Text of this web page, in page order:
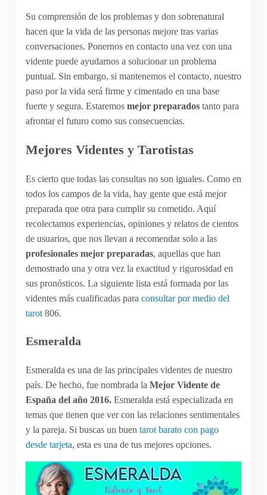
Su comprensión de los problemas y don sobrenatural
hacen que la vida de las personas mejore tras varias
conversaciones. Ponernos en contacto una vez con una
vidente puede ayudarnos a solucionar un problema
puntual. Sin embargo, si mantenemos el contacto, nuestro
paso por la vida será firme y cimentado en una base
fuerte y segura. Estaremos mejor preparadostanto para
afrontar el futuro como sus consecuencias.
Mejores Videntes y Tarotistas
Es cierto que todas las consultas no son iguales. Como en
todos los campos de la vida, hay gente que está mejor
preparada que otra para cumplir su cometido. Aquí
recolectamos experiencias, opiniones y relatos de cientos
de usuarios, que nos llevan a recomendar solo a las
profesionales mejor preparadas, aquellas que han
demostrado una y otra vez la exactitud y rigurosidad en
sus pronósticos. La siguiente lista está formada por las
videntes más cualificadas para consultar por medio del
tarot806.
Esmeralda
Esmeralda es una de las principales videntes de nuestro
país. De hecho, fue nombrada la Mejor Vidente de
España del año 2016.Esmeralda está especializada en
temas que tienen que ver con las relaciones sentimentales
y la pareja. Si buscas un buen tarot barato con pago
desde tarjeta, esta es una de tus mejores opciones.